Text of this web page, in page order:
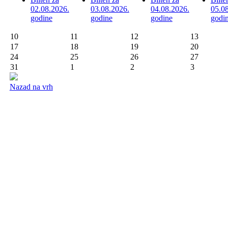
02.08.2026.
godine
03.08.2026.
godine
04.08.2026.
godine
10 11 12
13
17
18 19
20
24
25 26
27
31
1 2 3
Nazad na vrh